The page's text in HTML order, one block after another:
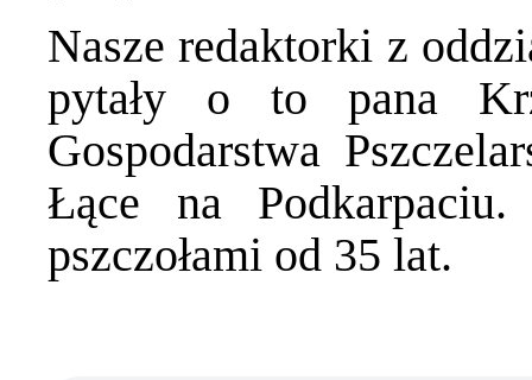
Nasze redaktorki z
pytały o to pana
Gospodarstwa
Łące na
pszczołami od 35 lat.